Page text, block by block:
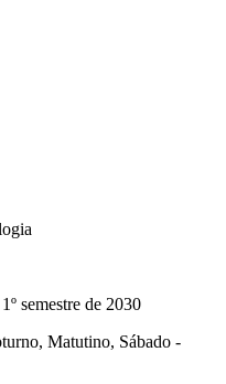
semestre de 2030
Matutino, Sábado -